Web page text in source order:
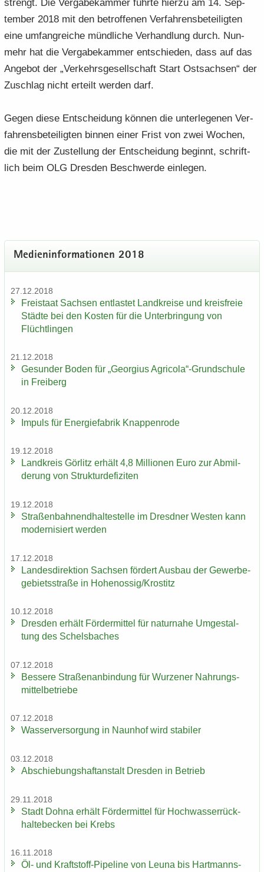
strengt. Die Ver­ga­be­kam­mer führ­te hier­zu am 14. Sep­
tem­ber 2018 mit den be­trof­fe­nen Ver­fah­rens­be­tei­lig­ten
eine um­fang­rei­che münd­li­che Ver­hand­lung durch. Nun­
mehr hat die Ver­ga­be­kam­mer ent­schie­den, dass auf das
An­ge­bot der „Ver­kehrs­ge­sell­schaft Start Ost­sach­sen“ der
Zu­schlag nicht er­teilt wer­den darf.
Gegen diese Ent­schei­dung kön­nen die un­ter­le­ge­nen Ver­
fah­rens­be­tei­lig­ten bin­nen einer Frist von zwei Wo­chen,
die mit der Zu­stel­lung der Ent­schei­dung be­ginnt, schrift­
lich beim OLG Dres­den Be­schwer­de ein­le­gen.
Me­di­en­in­for­ma­tio­nen 2018
27.12.2018
Frei­staat Sach­sen ent­las­tet Land­krei­se und kreis­freie
Städ­te bei den Kos­ten für die Un­ter­brin­gung von
Flücht­lin­gen
21.12.2018
Ge­sun­der Boden für „Ge­or­gi­us Agri­co­la“-​Grundschule
in Frei­berg
20.12.2018
Im­puls für En­er­gie­fa­brik Knap­pen­ro­de
19.12.2018
Land­kreis Gör­litz er­hält 4,8 Mil­lio­nen Euro zur Ab­mil­
de­rung von Struk­tur­de­fi­zi­ten
19.12.2018
Stra­ßen­bah­nend­hal­te­stel­le im Dresd­ner Wes­ten kann
mo­der­ni­siert wer­den
17.12.2018
Lan­des­di­rek­ti­on Sach­sen för­dert Aus­bau der Ge­wer­be­
ge­biets­stra­ße in Ho­he­nos­sig/Krostitz
10.12.2018
Dres­den er­hält För­der­mit­tel für na­tur­na­he Um­ge­stal­
tung des Schels­ba­ches
07.12.2018
Bes­se­re Stra­ßen­an­bin­dung für Wur­ze­ner Nah­rungs­
mit­tel­be­trie­be
07.12.2018
Was­ser­ver­sor­gung in Naun­hof wird sta­bi­ler
03.12.2018
Ab­schie­bungs­haft­an­stalt Dres­den in Be­trieb
29.11.2018
Stadt Dohna er­hält För­der­mit­tel für Hoch­was­ser­rück­
hal­te­be­cken bei Krebs
16.11.2018
Öl- und Kraftstoff-​Pipeline von Leuna bis Hart­manns­